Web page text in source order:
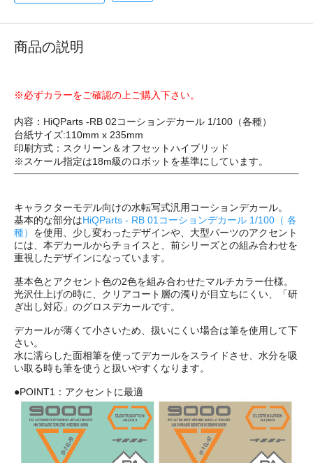
商品の説明
※必ずカラーをご確認の上ご購入下さい。
内容：HiQParts -RB 02コーションデカール 1/100（各種）
台紙サイズ:110mm x 235mm
印刷方式：スクリーン＆オフセットハイブリッド
※スケール指定は18m級のロボットを基準にしています。
キャラクターモデル向けの水転写式汎用コーションデカール。
基本的な部分はHiQParts - RB 01コーションデカール 1/100（ 各
種） を使用、少し変わったデザインや、大型パーツのアクセント
には、本デカールからチョイスと、前シリーズとの組み合わせを
重視したデザインになっています。
基本色とアクセント色の2色を組み合わせたマルチカラー仕様。
光沢仕上げの時に、クリアコート層の濁りが目立ちにくい、「研
ぎ出し対応」のグロスデカールです。
デカールが薄くて小さいため、扱いにくい場合は筆を使用して下
さい。
水に濡らした面相筆を使ってデカールをスライドさせ、水分を吸
い取る時も筆を使うと扱いやすくなります。
●POINT1：アクセントに最適